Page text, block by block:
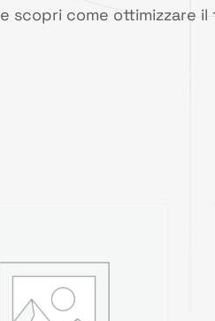
e scopri come ottimizzare